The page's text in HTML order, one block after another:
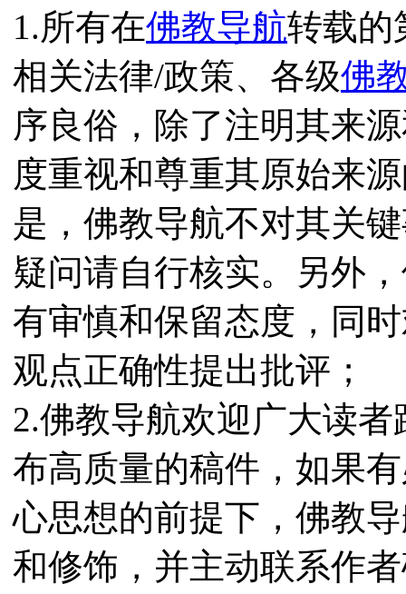
1.所有在佛教导航转载的
相关法律/政策、各级佛
序良俗，除了注明其来
度重视和尊重其原始来
是，佛教导航不对其关
疑问请自行核实。另外
有审慎和保留态度，同
观点正确性提出批评；
2.佛教导航欢迎广大读
布高质量的稿件，如果
心思想的前提下，佛教
和修饰，并主动联系作